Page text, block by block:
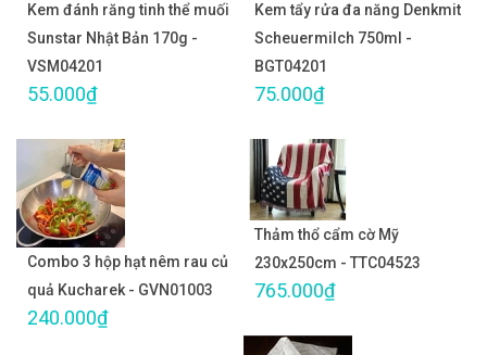
Kem đánh răng tinh thể muối
Sunstar Nhật Bản 170g -
VSM04201
55.000₫
Kem tẩy rửa đa năng Denkmit
Scheuermilch 750ml -
BGT04201
75.000₫
Combo 3 hộp hạt nêm rau củ
quả Kucharek - GVN01003
240.000₫
Thảm thổ cẩm cờ Mỹ
230x250cm - TTC04523
765.000₫